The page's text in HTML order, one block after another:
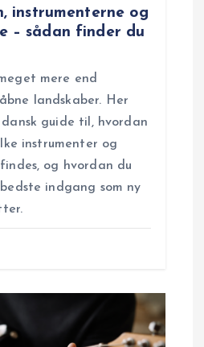
instrumenterne og
– sådan finder du
mere end
landskaber. Her
guide til, hvordan
instrumenter og
og hvordan du
indgang som ny